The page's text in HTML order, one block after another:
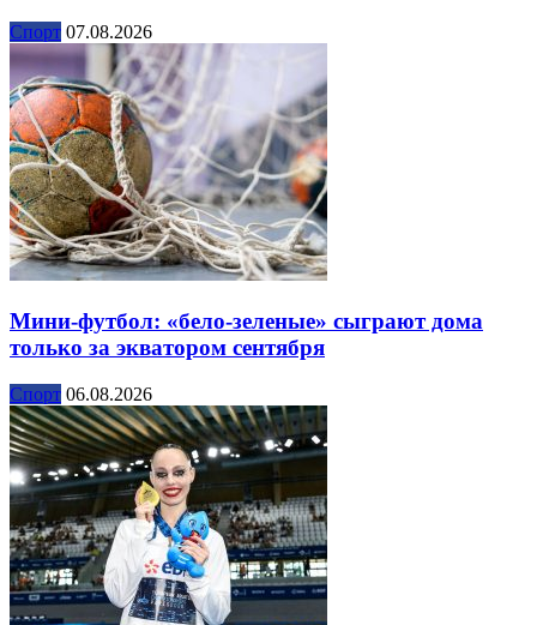
Спорт 07.08.2026
Мини-футбол: «бело-зеленые» сыграют дома
только за экватором сентября
Спорт 06.08.2026